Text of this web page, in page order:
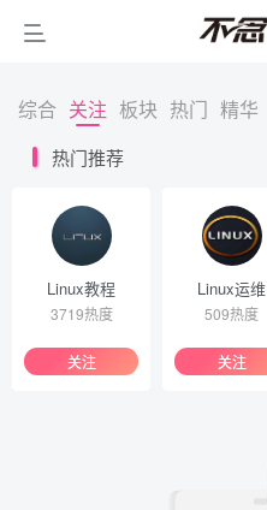
综合 关注 板块 热门 精华
热门推荐
Linux教程
3719热度
关注
Linux运维
509热度
关注